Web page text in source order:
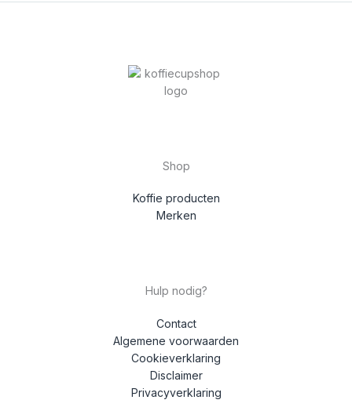
Shop
Koffie producten
Merken
Hulp nodig?
Contact
Algemene voorwaarden
Cookieverklaring
Disclaimer
Privacyverklaring